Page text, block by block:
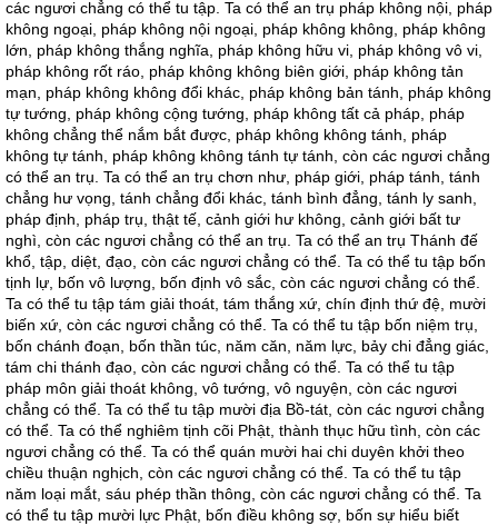
các ngươi chẳng có thể tu tập. Ta có thể an trụ pháp không nội, pháp
không ngoại, pháp không nội ngoại, pháp không không, pháp không
lớn, pháp không thắng nghĩa, pháp không hữu vi, pháp không vô vi,
pháp không rốt ráo, pháp không không biên giới, pháp không tản
mạn, pháp không không đổi khác, pháp không bản tánh, pháp không
tự tướng, pháp không cộng tướng, pháp không tất cả pháp, pháp
không chẳng thể nắm bắt được, pháp không không tánh, pháp
không tự tánh, pháp không không tánh tự tánh, còn các ngươi chẳng
có thể an trụ. Ta có thể an trụ chơn như, pháp giới, pháp tánh, tánh
chẳng hư vọng, tánh chẳng đổi khác, tánh bình đẳng, tánh ly sanh,
pháp định, pháp trụ, thật tế, cảnh giới hư không, cảnh giới bất tư
nghì, còn các ngươi chẳng có thể an trụ. Ta có thể an trụ Thánh đế
khổ, tập, diệt, đạo, còn các ngươi chẳng có thể. Ta có thể tu tập bốn
tịnh lự, bốn vô lượng, bốn định vô sắc, còn các ngươi chẳng có thể.
Ta có thể tu tập tám giải thoát, tám thắng xứ, chín định thứ đệ, mười
biến xứ, còn các ngươi chẳng có thể. Ta có thể tu tập bốn niệm trụ,
bốn chánh đoạn, bốn thần túc, năm căn, năm lực, bảy chi đẳng giác,
tám chi thánh đạo, còn các ngươi chẳng có thể. Ta có thể tu tập
pháp môn giải thoát không, vô tướng, vô nguyện, còn các ngươi
chẳng có thể. Ta có thể tu tập mười địa Bồ-tát, còn các ngươi chẳng
có thể. Ta có thể nghiêm tịnh cõi Phật, thành thục hữu tình, còn các
ngươi chẳng có thể. Ta có thể quán mười hai chi duyên khởi theo
chiều thuận nghịch, còn các ngươi chẳng có thể. Ta có thể tu tập
năm loại mắt, sáu phép thần thông, còn các ngươi chẳng có thể. Ta
có thể tu tập mười lực Phật, bốn điều không sợ, bốn sự hiểu biết